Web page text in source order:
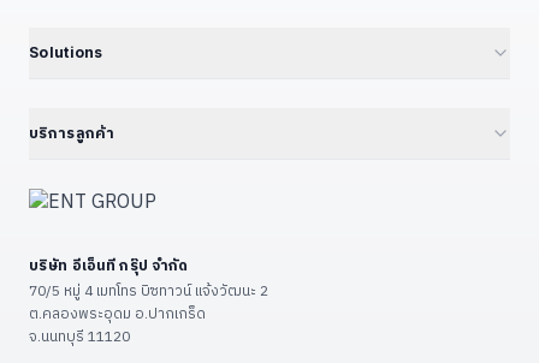
Professional Graphics Card
ดูเพิ่มเติม (+7)
15.6" Floor Kiosk (KD156B)
23.8" Wall-Mount Kiosk
27" – 32" Conference
ดูเพิ่มเติม (+13)
Solutions
Smart Factory 4.0
Government — ราชการ/รัฐวิสาหกิจ
Restaurant & POS / KIOSK
Food Factory — โรงงานอาหาร
ดูเพิ่มเติม (+9)
บริการลูกค้า
ลงทะเบียนสินค้า
เงื่อนไขรับประกัน
วิธีชำระเงิน
บริษัท อีเอ็นที กรุ๊ป จำกัด
70/5 หมู่ 4 เมทโทร บิซทาวน์ แจ้งวัฒนะ 2
ต.คลองพระอุดม อ.ปากเกร็ด
จ.นนทบุรี 11120